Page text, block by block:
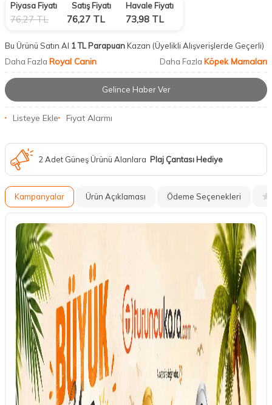
Piyasa Fiyatı
76,27TL
Satış Fiyatı
76,27 TL
Havale Fiyatı
73,98 TL
Bu Ürünü Satın Al 1 TL ParapuanKazan (Üyelikli Alışverişlerde Geçerli)
Daha Fazla Royal Canin Daha Fazla Köpek Mamaları
Gelince Haber Ver
Listeye Ekle Fiyat Alarmı
2 Adet Güneş Ürünü Alanlara Plaj Çantası Hediye
Kampanyalar Ürün Açıklaması Ödeme Seçenekleri